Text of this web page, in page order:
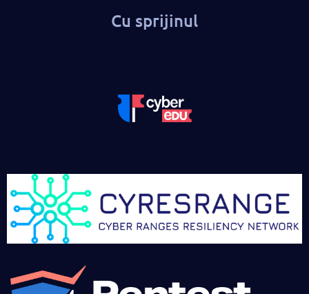
Cu sprijinul